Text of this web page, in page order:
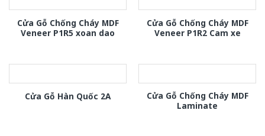
Cửa Gỗ Chống Cháy MDF
Veneer P1R5 xoan dao
Cửa Gỗ Chống Cháy MDF
Veneer P1R2 Cam xe
Cửa Gỗ Hàn Quốc 2A
Cửa Gỗ Chống Cháy MDF
Laminate